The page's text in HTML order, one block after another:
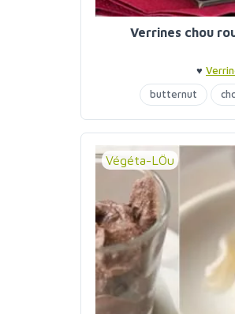
Verrines chou
♥
butternut
Végéta-LÖu